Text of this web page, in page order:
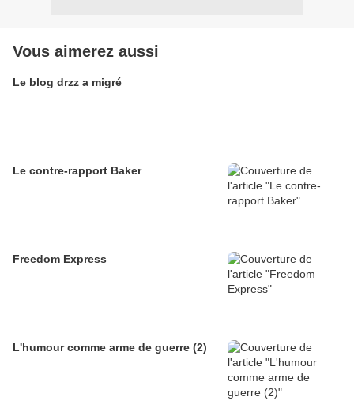
Vous aimerez aussi
Le blog drzz a migré
Le contre-rapport Baker
Freedom Express
L'humour comme arme de guerre (2)